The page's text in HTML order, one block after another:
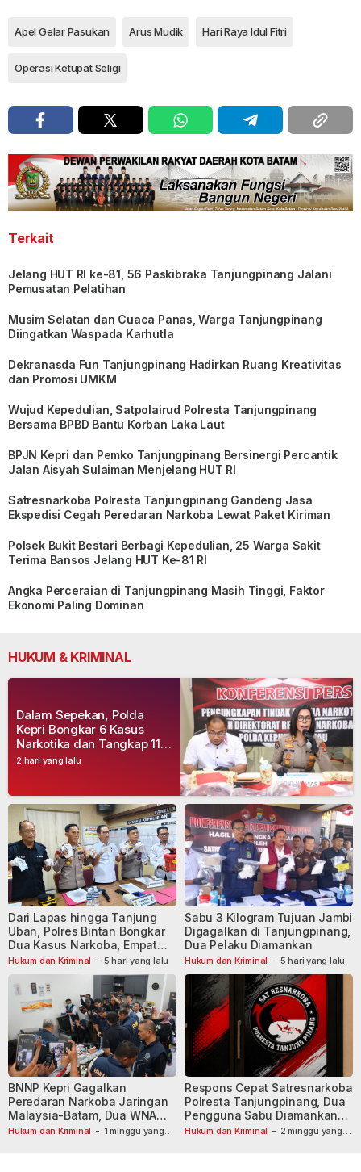
Apel Gelar Pasukan Arus Mudik Hari Raya Idul Fitri
Operasi Ketupat Seligi
Terkait
Jelang HUT RI ke-81, 56 Paskibraka Tanjungpinang Jalani
Pemusatan Pelatihan
Musim Selatan dan Cuaca Panas, Warga Tanjungpinang
Diingatkan Waspada Karhutla
Dekranasda Fun Tanjungpinang Hadirkan Ruang Kreativitas
dan Promosi UMKM
Wujud Kepedulian, Satpolairud Polresta Tanjungpinang
Bersama BPBD Bantu Korban Laka Laut
BPJN Kepri dan Pemko Tanjungpinang Bersinergi Percantik
Jalan Aisyah Sulaiman Menjelang HUT RI
Satresnarkoba Polresta Tanjungpinang Gandeng Jasa
Ekspedisi Cegah Peredaran Narkoba Lewat Paket Kiriman
Polsek Bukit Bestari Berbagi Kepedulian, 25 Warga Sakit
Terima Bansos Jelang HUT Ke-81 RI
Angka Perceraian di Tanjungpinang Masih Tinggi, Faktor
Ekonomi Paling Dominan
HUKUM & KRIMINAL
2 hari yang lalu
Dalam Sepekan, Polda
Kepri Bongkar 6 Kasus
Narkotika dan Tangkap 11
Tersangka
Hukum dan Kriminal - 5 hari yang lalu
Dari Lapas hingga Tanjung
Uban, Polres Bintan Bongkar
Dua Kasus Narkoba, Empat
Tersangka Dibekuk
Hukum dan Kriminal - 5 hari yang lalu
Sabu 3 Kilogram Tujuan Jambi
Digagalkan di Tanjungpinang,
Dua Pelaku Diamankan
Hukum dan Kriminal - 1 minggu yang
BNNP Kepri Gagalkan
Peredaran Narkoba Jaringan
Malaysia-Batam, Dua WNA
Masih Diburu
Hukum dan Kriminal - 2 minggu yang
Respons Cepat Satresnarkoba
Polresta Tanjungpinang, Dua
Pengguna Sabu Diamankan
Usai Dilaporkan ke Call Center